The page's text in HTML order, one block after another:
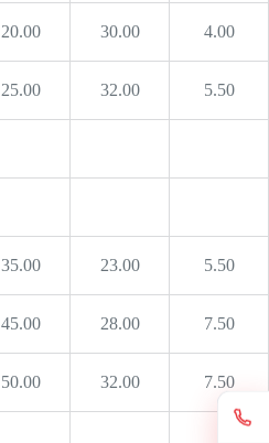
20.00 30.00 4.00
25.00 32.00 5.50
35.00 23.00 5.50
45.00 28.00 7.50
50.00 32.00 7.50